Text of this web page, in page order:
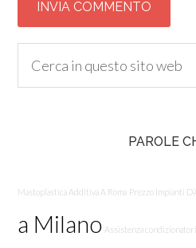
PAROLE
Mastoplastica Additiva A Roma Prezzo Impianti
a Milano Assistenza